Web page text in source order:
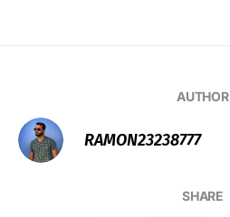
AUTHOR
RAMON23238777
SHARE